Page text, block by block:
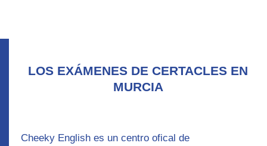
LOS EXÁMENES DE CERTACLES EN
MURCIA
Cheeky English es un centro ofical de